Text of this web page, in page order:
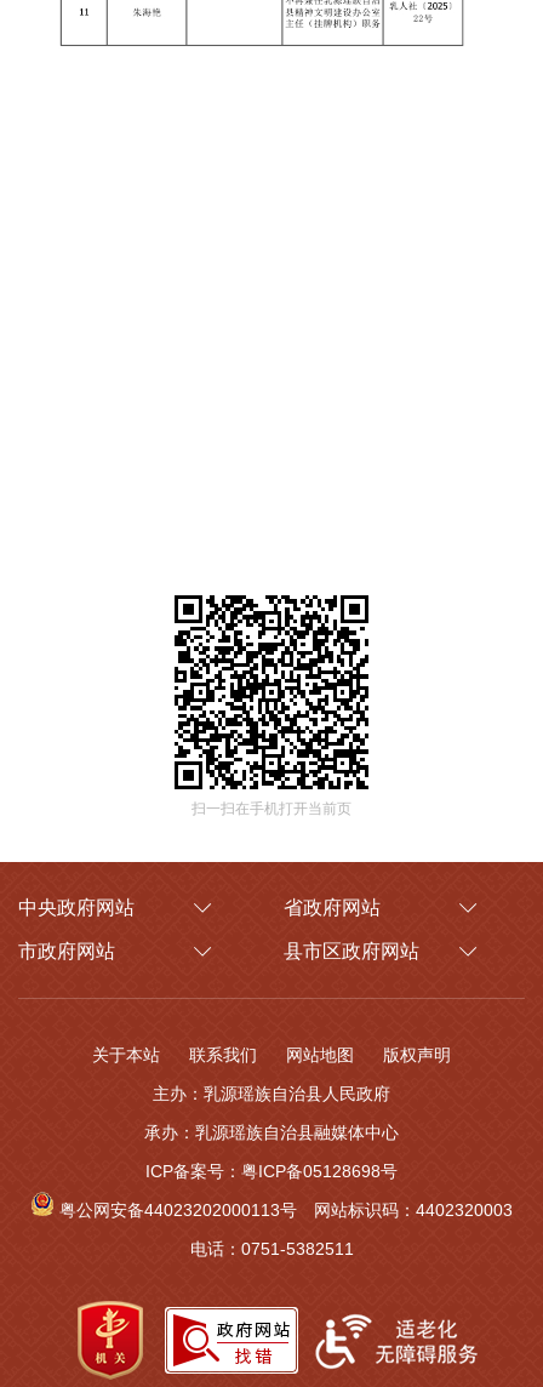
扫一扫在手机打开当前页
中央政府网站 省政府网站
市政府网站 县市区政府网站
关于本站 联系我们 网站地图
版权声明
主办：乳源瑶族自治县人民政府
承办：乳源瑶族自治县融媒体中心
ICP备案号：粤ICP备05128698号
粤公网安备44023202000113号
网站标识码：4402320003
电话：0751-5382511